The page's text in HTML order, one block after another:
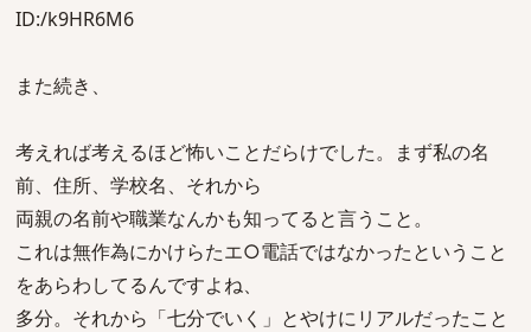
ID:/k9HR6M6
また続き、
考えれば考えるほど怖いことだらけでした。まず私の名
前、住所、学校名、それから
両親の名前や職業なんかも知ってると言うこと。
これは無作為にかけらたエ○電話ではなかったということ
をあらわしてるんですよね、
多分。それから「七分でいく」とやけにリアルだったこと